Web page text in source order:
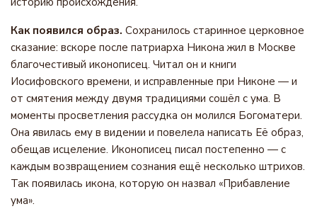
Как появился образ. Сохранилось старинное церковное
сказание: вскоре после патриарха Никона жил в Москве
благочестивый иконописец. Читал он и книги
Иосифовского времени, и исправленные при Никоне — и
от смятения между двумя традициями сошёл с ума. В
моменты просветления рассудка он молился Богоматери.
Она явилась ему в видении и повелела написать Её образ,
обещав исцеление. Иконописец писал постепенно — с
каждым возвращением сознания ещё несколько штрихов.
Так появилась икона, которую он назвал «Прибавление
ума».